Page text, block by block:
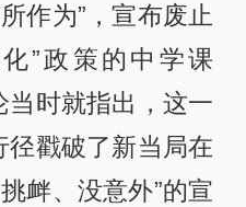
作为”，宣布废止
”政策的中学课
当时就指出，这一
径戳破了新当局在
衅、没意外”的宣